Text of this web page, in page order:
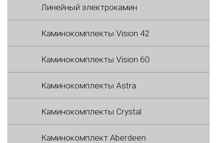
Линейный электрокамин
Каминокомплекты Vision 42
Каминокомплекты Vision 60
Каминокомплекты Astra
Каминокомплекты Crystal
Каминокомплект Aberdeen